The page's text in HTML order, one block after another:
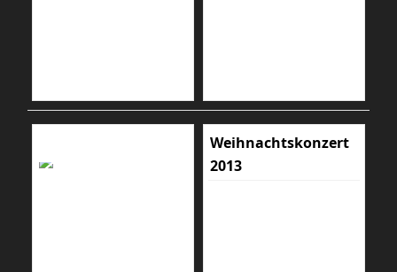
Weihnachtskonzert
2013